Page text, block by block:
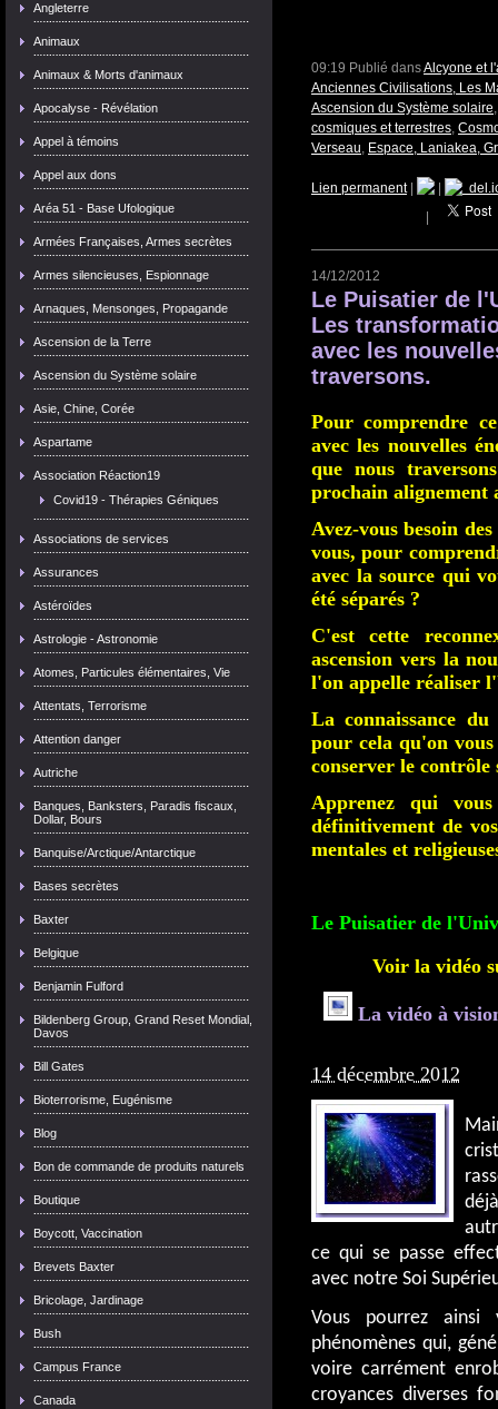
Angleterre
Animaux
Animaux & Morts d'animaux
Apocalyse - Révélation
Appel à témoins
Appel aux dons
Aréa 51 - Base Ufologique
Armées Françaises, Armes secrètes
Armes silencieuses, Espionnage
Arnaques, Mensonges, Propagande
Ascension de la Terre
Ascension du Système solaire
Asie, Chine, Corée
Aspartame
Association Réaction19
Covid19 - Thérapies Géniques
Associations de services
Assurances
Astéroïdes
Astrologie - Astronomie
Atomes, Particules élémentaires, Vie
Attentats, Terrorisme
Attention danger
Autriche
Banques, Banksters, Paradis fiscaux,
Dollar, Bours
Banquise/Arctique/Antarctique
Bases secrètes
Baxter
Belgique
Benjamin Fulford
Bildenberg Group, Grand Reset Mondial,
Davos
Bill Gates
Bioterrorisme, Eugénisme
Blog
Bon de commande de produits naturels
Boutique
Boycott, Vaccination
Brevets Baxter
Bricolage, Jardinage
Bush
Campus France
Canada
09:19 Publié dansAlcyone et
Anciennes Civilisations, Les
Ascension du Système solaire,
cosmiques et terrestres,
Verseau, Espace, Laniakea,
Lien permanent|
14/12/2012
Le Puisatier de
Les
avec les
traversons.
Pour comprendre
avec les nouvelles
que nous
prochain alignement
Avez-vous besoin
vous, pour
avec la source qui
été séparés ?
C'est cette
ascension vers la
l'on appelle réaliser
La connaissance
pour cela qu'on
conserver le contrôle
Apprenez qui
définitivement de
mentales et
Le Puisatier de
Voir la vidéo
La vidéo à
14 décembre 2012
ce qui se passe
avec notre Soi
Vous pourrez
phénomènes qui,
voire carrément
croyances diverses